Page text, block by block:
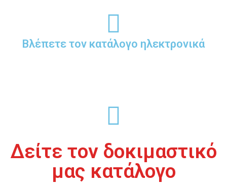
Βλέπετε τον κατάλογο ηλεκτρονικά
Δείτε τον δοκιμαστικό
μας κατάλογο